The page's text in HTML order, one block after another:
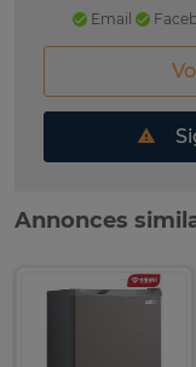
Email
Annonces